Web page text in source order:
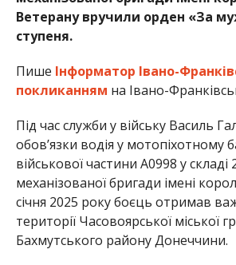
Ветерану вручили орден «За
ступеня.
Пише Інформатор Івано-
покликанням на Івано-
Під час служби у війську Василь
обов’язки водія у мотопіхотному
військової частини А0998 у складі
механізованої бригади імені
січня 2025 року боєць отримав
території Часовоярської міської
Бахмутського району Донеччини.